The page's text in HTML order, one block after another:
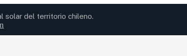
solar del territorio chileno.